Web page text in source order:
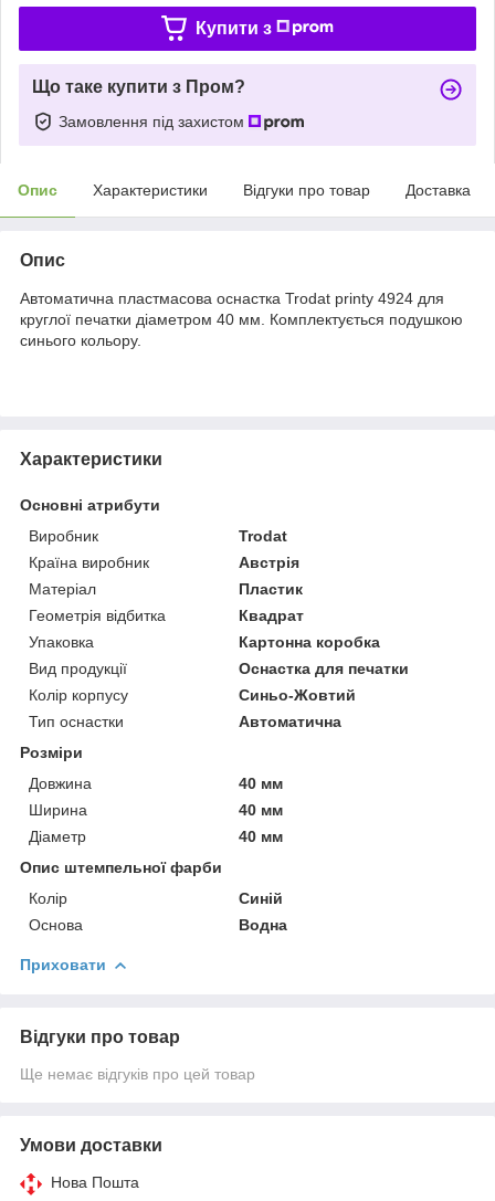
Купити з
Що таке купити з Пром?
Замовлення під захистом
Опис Характеристики Відгуки про товар Доставка
Опис
Автоматична пластмасова оснастка Trodat printy 4924 для
круглої печатки діаметром 40 мм. Комплектується подушкою
синього кольору.
Характеристики
Основні атрибути
Виробник
Trodat
Країна виробник
Австрія
Матеріал
Пластик
Геометрія відбитка
Квадрат
Упаковка
Картонна коробка
Вид продукції
Оснастка для печатки
Колір корпусу
Синьо-Жовтий
Тип оснастки
Автоматична
Розміри
Довжина
40 мм
Ширина
40 мм
Діаметр
40 мм
Опис штемпельної фарби
Колір
Синій
Основа
Водна
Приховати
Відгуки про товар
Ще немає відгуків про цей товар
Умови доставки
Нова Пошта